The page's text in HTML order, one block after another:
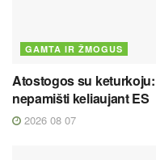
GAMTA IR ŽMOGUS
Atostogos su
nepamišti keliaujant ES
2026 08 07